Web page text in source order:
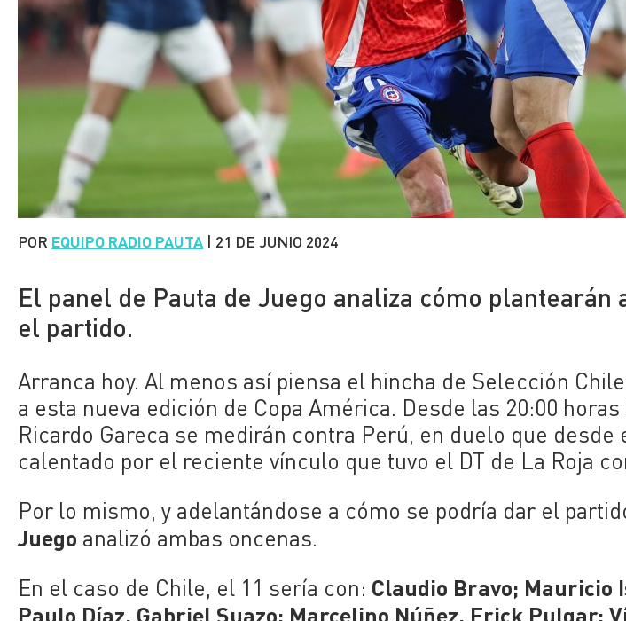
POR EQUIPO RADIO PAUTA | 21 DE JUNIO 2024
El panel de Pauta de Juego analiza cómo plantearán
el partido.
Arranca hoy. Al menos así piensa el hincha de Selección
a esta nueva edición de Copa América. Desde las 20:00
Ricardo Gareca se medirán contra Perú, en duelo que desde
calentado por el reciente vínculo que tuvo el DT de La Roja
Por lo mismo, y adelantándose a cómo se podría dar el
Juego analizó ambas oncenas.
En el caso de Chile, el 11 sería con: Claudio Bravo; Mauricio
Paulo Díaz, Gabriel Suazo; Marcelino Núñez, Erick Pulgar;